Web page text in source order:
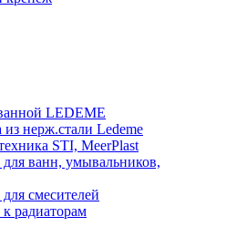
LEDEME
из нерж.стали Ledeme
STI, MeerPlast
ванн, умывальников,
смесителей
радиаторам